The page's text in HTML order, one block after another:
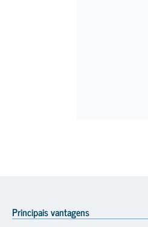
Principais vantagens